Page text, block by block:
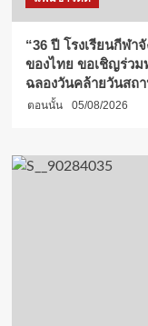
“36 ปี โรงเรียนกีฬ
ของไทย ขอเชิญร่วม
ฉลองวันคล้ายวันสถ
ตอนนั้น 05/08/2026